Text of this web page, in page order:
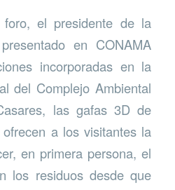
foro, el presidente de la
en CONAMA
incorporadas en la
del Complejo Ambiental
las gafas 3D de
a los visitantes la
en primera persona, el
los residuos desde que